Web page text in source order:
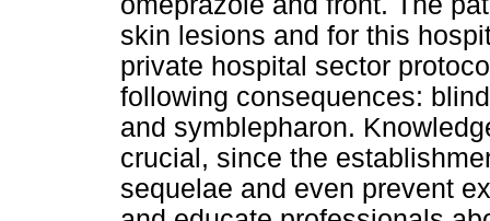
skin lesions and for this
private hospital sector
following consequences:
and symblepharon.
crucial, since the
sequelae and even prevent